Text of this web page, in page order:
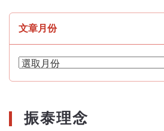
文章月份
文
振泰理念